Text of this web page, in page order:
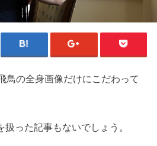
鳥の全身画像だけにこだわって
った記事もないでしょう。